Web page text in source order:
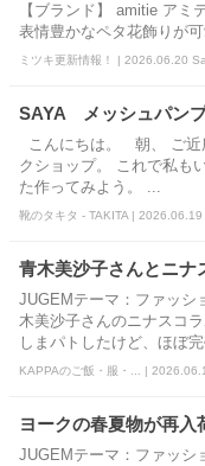
【ブランド】 amitie ア
表情豊かなペタ花飾りが可
ミツキ更新情報！ | 2026.06.20
SAYA メッシュパン
こんにちは。 朝、 ご近
クショップ。 これで私も
た作ってみよう。 ...
靴のタキタ - TAKITA |
青木美沙子さんとニナ
JUGEMテーマ：ファッシ
木美沙子さんのニナスコ
しまパトしたけど、ほぼ
KAPPAのご飯・服・... |
ヨークの春夏物が再入
JUGEMテーマ：ファッシ